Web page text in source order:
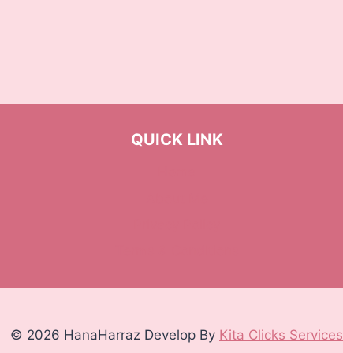
QUICK LINK
© 2026 HanaHarraz Develop By Kita Clicks Services